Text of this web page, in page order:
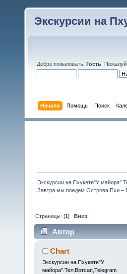
Экскурсии на
Добро пожаловать, Гость .
Начало Помощь Поиск
Экскурсии на Пхукете"У
Завтра мы поедем Острова Пхи –
Страницы: [1]Вниз
Автор
43985 раз)
Chart
Экскурсии на Пхукете"У
майора".Тел,Вотсап,Telegram